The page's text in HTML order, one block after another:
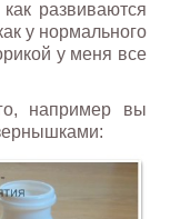
развиваются
у нормального
у меня все
например вы